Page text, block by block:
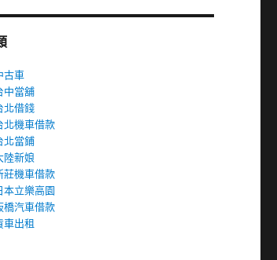
古車
中當舖
北借錢
北機車借款
北當鋪
陸新娘
莊機車借款
本立樂高園
橋汽車借款
車出租